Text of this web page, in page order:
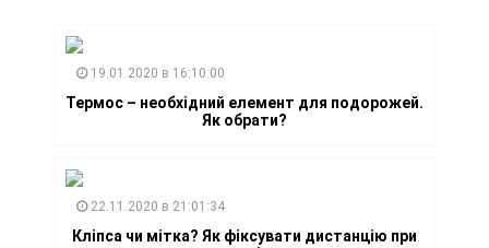
19.01.2020 в 16:10:00
Термос – необхідний елемент для подорожей.
Як обрати?
22.11.2020 в 21:01:34
Кліпса чи мітка? Як фіксувати дистанцію при